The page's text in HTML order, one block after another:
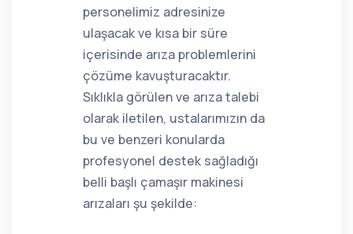
personelimiz adresinize
ulaşacak ve kısa bir süre
içerisinde arıza problemlerini
çözüme kavuşturacaktır.
Sıklıkla görülen ve arıza talebi
olarak iletilen, ustalarımızın da
bu ve benzeri konularda
profesyonel destek sağladığı
belli başlı çamaşır makinesi
arızaları şu şekilde: